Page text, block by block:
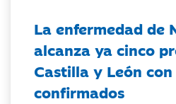
La enfermedad de
alcanza ya cinco
Castilla y León
confirmados